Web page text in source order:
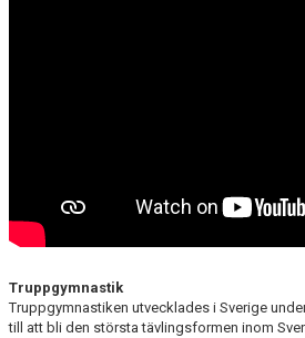
Truppgymnastik
Truppgymnastiken utvecklades i Sverige
till att bli den största tävlingsformen inom